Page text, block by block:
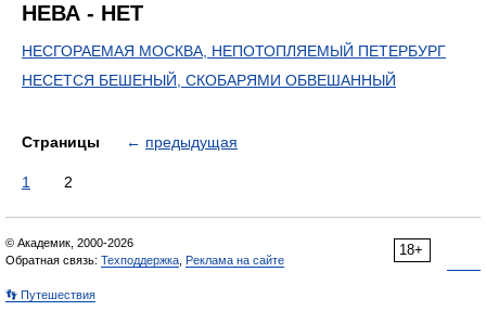
НЕВА - НЕТ
НЕСГОРАЕМАЯ МОСКВА, НЕПОТОПЛЯЕМЫЙ ПЕТЕРБУРГ
НЕСЕТСЯ БЕШЕНЫЙ, СКОБАРЯМИ ОБВЕШАННЫЙ
Страницы ← предыдущая
1 2
18+
© Академик, 2000-2026
Обратная связь: Техподдержка Реклама на сайте
👣 Путешествия